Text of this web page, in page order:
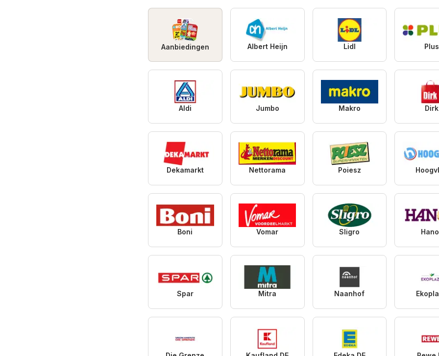
Aanbiedingen Albert Heijn Lidl Plus
Aldi Jumbo Makro Dirk
Dekamarkt Nettorama Poiesz
Boni Vomar Sligro
Spar Mitra Naanhof